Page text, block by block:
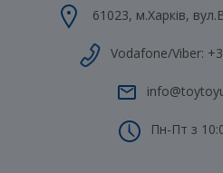
61023, м.Харків,
Vodafone/Viber:
Пн-Пт з